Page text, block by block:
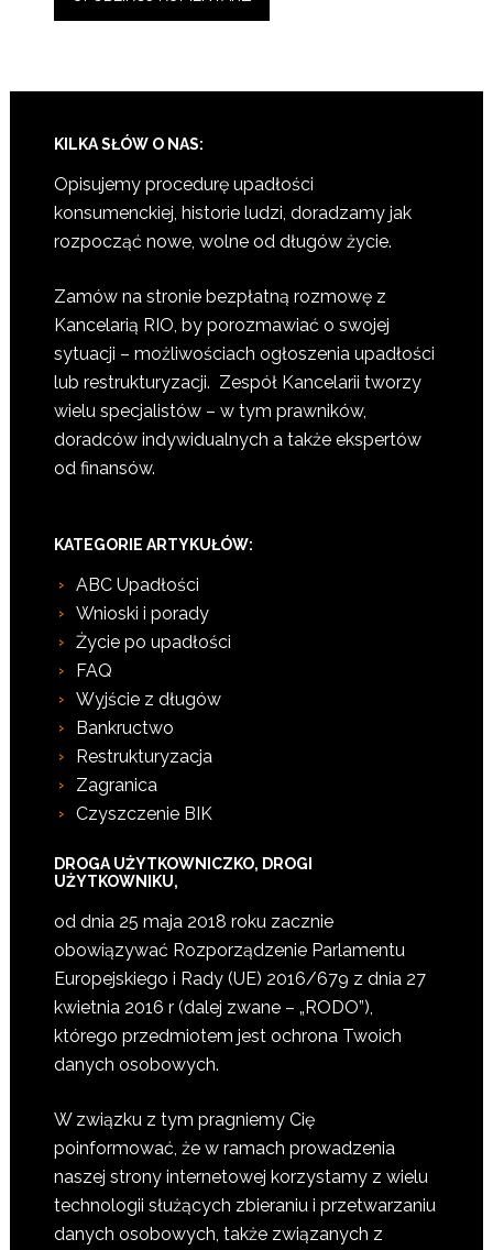
KILKA SŁÓW O NAS:
Opisujemy procedurę upadłości
konsumenckiej, historie ludzi, doradzamy jak
rozpocząć nowe, wolne od długów życie.
Zamów na stronie bezpłatną rozmowę z
Kancelarią RIO, by porozmawiać o swojej
sytuacji – możliwościach ogłoszenia upadłości
lub restrukturyzacji. Zespół Kancelarii tworzy
wielu specjalistów – w tym prawników,
doradców indywidualnych a także ekspertów
od finansów.
KATEGORIE ARTYKUŁÓW:
ABC Upadłości
Wnioski i porady
Życie po upadłości
FAQ
Wyjście z długów
Bankructwo
Restrukturyzacja
Zagranica
Czyszczenie BIK
DROGA UŻYTKOWNICZKO, DROGI
UŻYTKOWNIKU,
od dnia 25 maja 2018 roku zacznie
obowiązywać Rozporządzenie Parlamentu
Europejskiego i Rady (UE) 2016/679 z dnia 27
kwietnia 2016 r (dalej zwane – „RODO”),
którego przedmiotem jest ochrona Twoich
danych osobowych.
W związku z tym pragniemy Cię
poinformować, że w ramach prowadzenia
naszej strony internetowej korzystamy z wielu
technologii służących zbieraniu i przetwarzaniu
danych osobowych, także związanych z